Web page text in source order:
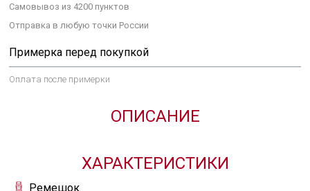
Задай нам вопрос
Твой вопрос
подарок?
Самовывоз из 4200 пунктов
Отправка в любую точки России
Примерка перед покупкой
Оплата после примерки
ОПИСАНИЕ
ХАРАКТЕРИСТИКИ
Ремешок